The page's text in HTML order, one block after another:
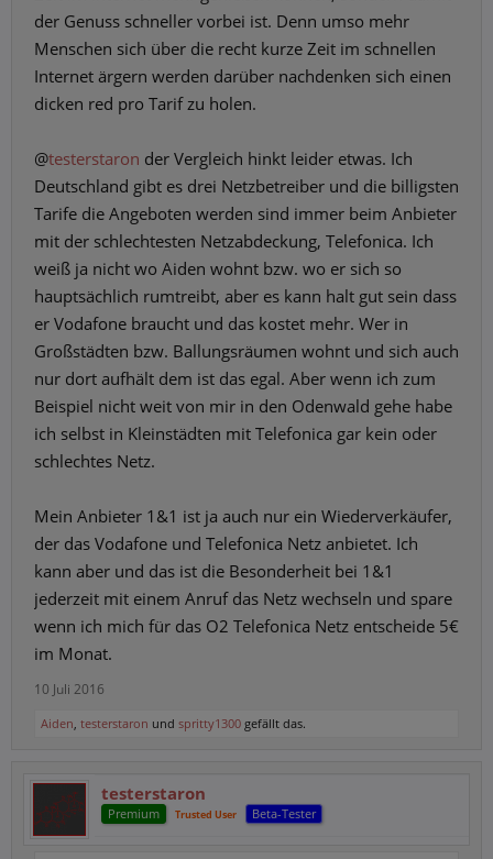
der Genuss schneller vorbei ist. Denn umso mehr
Menschen sich über die recht kurze Zeit im schnellen
Internet ärgern werden darüber nachdenken sich einen
dicken red pro Tarif zu holen.
@testerstaron der Vergleich hinkt leider etwas. Ich
Deutschland gibt es drei Netzbetreiber und die billigsten
Tarife die Angeboten werden sind immer beim Anbieter
mit der schlechtesten Netzabdeckung, Telefonica. Ich
weiß ja nicht wo Aiden wohnt bzw. wo er sich so
hauptsächlich rumtreibt, aber es kann halt gut sein dass
er Vodafone braucht und das kostet mehr. Wer in
Großstädten bzw. Ballungsräumen wohnt und sich auch
nur dort aufhält dem ist das egal. Aber wenn ich zum
Beispiel nicht weit von mir in den Odenwald gehe habe
ich selbst in Kleinstädten mit Telefonica gar kein oder
schlechtes Netz.
Mein Anbieter 1&1 ist ja auch nur ein Wiederverkäufer,
der das Vodafone und Telefonica Netz anbietet. Ich
kann aber und das ist die Besonderheit bei 1&1
jederzeit mit einem Anruf das Netz wechseln und spare
wenn ich mich für das O2 Telefonica Netz entscheide 5€
im Monat.
10 Juli 2016
Aiden, testerstaron und spritty1300 gefällt das.
testerstaron
Premium Trusted User Beta-Tester